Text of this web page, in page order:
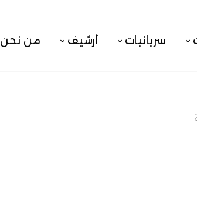
سريانيات أرشيف من نحن